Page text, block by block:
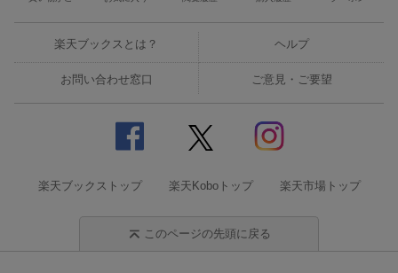
楽天ブックスとは？ ヘルプ
お問い合わせ窓口 ご意見・ご要望
楽天ブックストップ 楽天Koboトップ 楽天市場トップ
このページの先頭に戻る